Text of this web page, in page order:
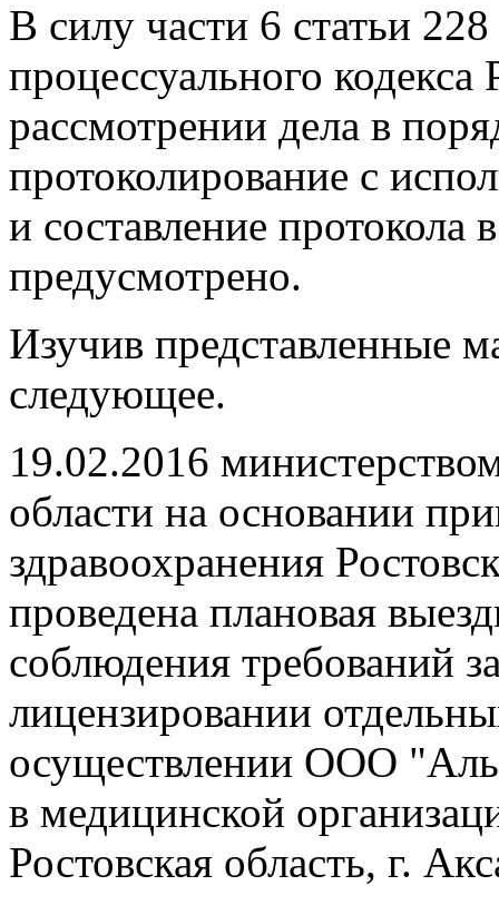
В силу части 6 статьи
процессуального
рассмотрении дела в
протоколирование с
и составление
предусмотрено.
Изучив представленные
следующее.
19.02.2016
области на основании
здравоохранения
проведена плановая
соблюдения требований
лицензировании
осуществлении ООО
в медицинской
Ростовская область, г.